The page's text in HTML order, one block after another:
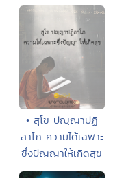
• สุโข ปญฺญาปฏิ
ลาโภ ความได้เฉพาะ
ซึ่งปัญญาให้เกิดสุข